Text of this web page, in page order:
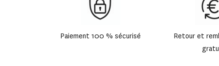
Paiement 100 % sécurisé
Retour et